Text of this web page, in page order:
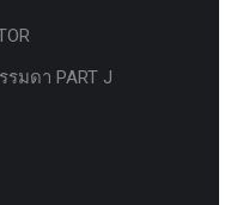
รมดา PART J